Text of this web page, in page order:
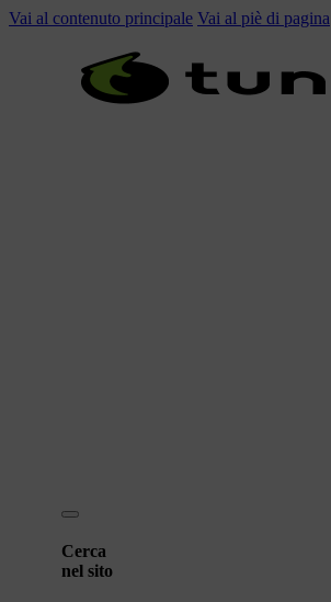
Vai al contenuto principale Vai al piè di pagina
Cerca
nel sito